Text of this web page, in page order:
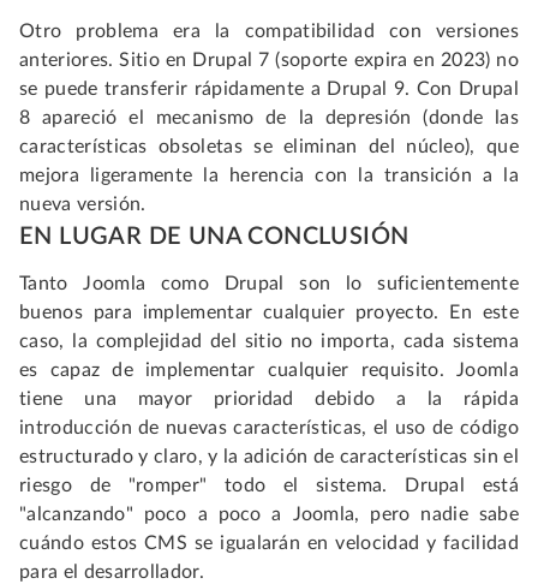
Otro problema era la compatibilidad con versiones
anteriores. Sitio en Drupal 7 (soporte expira en 2023) no
se puede transferir rápidamente a Drupal 9. Con Drupal
8 apareció el mecanismo de la depresión (donde las
características obsoletas se eliminan del núcleo), que
mejora ligeramente la herencia con la transición a la
nueva versión.
EN LUGAR DE UNA CONCLUSIÓN
Tanto Joomla como Drupal son lo suficientemente
buenos para implementar cualquier proyecto. En este
caso, la complejidad del sitio no importa, cada sistema
es capaz de implementar cualquier requisito. Joomla
tiene una mayor prioridad debido a la rápida
introducción de nuevas características, el uso de código
estructurado y claro, y la adición de características sin el
riesgo de "romper" todo el sistema. Drupal está
"alcanzando" poco a poco a Joomla, pero nadie sabe
cuándo estos CMS se igualarán en velocidad y facilidad
para el desarrollador.